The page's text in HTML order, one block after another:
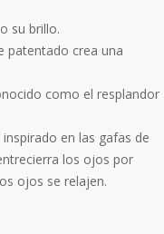
su brillo.
patentado crea una
como el resplandor
en las gafas de
los ojos por
ojos se relajen.